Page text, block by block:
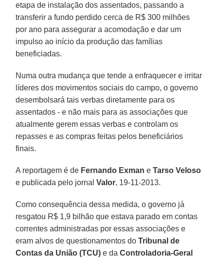
etapa de instalação dos assentados, passando a
transferir a fundo perdido cerca de R$ 300 milhões
por ano para assegurar a acomodação e dar um
impulso ao início da produção das famílias
beneficiadas.
Numa outra mudança que tende a enfraquecer e irritar
líderes dos movimentos sociais do campo, o governo
desembolsará tais verbas diretamente para os
assentados - e não mais para as associações que
atualmente gerem essas verbas e controlam os
repasses e as compras feitas pelos beneficiários
finais.
A reportagem é de Fernando Exman eTarso Veloso
e publicada pelo jornalValor, 19-11-2013.
Como consequência dessa medida, o governo já
resgatou R$ 1,9 bilhão que estava parado em contas
correntes administradas por essas associações e
eram alvos de questionamentos doTribunal de
Contas da União (TCU) e daControladoria-Geral